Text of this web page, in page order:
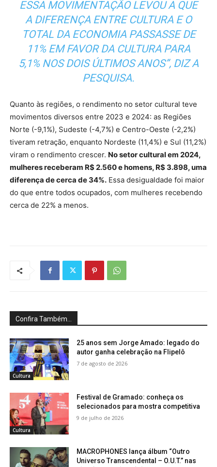
ESSA MOVIMENTAÇÃO LEVOU A QUE
A DIFERENÇA ENTRE CULTURA E O
TOTAL DA ECONOMIA PASSASSE DE
11% EM FAVOR DA CULTURA PARA
5,1% NOS DOIS ÚLTIMOS ANOS”, DIZ A
PESQUISA.
Quanto às regiões, o rendimento no setor cultural teve
movimentos diversos entre 2023 e 2024: as Regiões
Norte (-9,1%), Sudeste (-4,7%) e Centro-Oeste (-2,2%)
tiveram retração, enquanto Nordeste (11,4%) e Sul (11,2%)
viram o rendimento crescer. No setor cultural em 2024,
mulheres receberam R$ 2.560 e homens, R$ 3.898, uma
diferença de cerca de 34%. Essa desigualdade foi maior
do que entre todos ocupados, com mulheres recebendo
cerca de 22% a menos.
Confira Também...
Cultura
25 anos sem Jorge Amado: legado do
autor ganha celebração na Flipelô
7 de agosto de 2026
Cultura
Festival de Gramado: conheça os
selecionados para mostra competitiva
9 de julho de 2026
MACROPHONES lança álbum “Outro
Universo Transcendental – O.U.T.” nas